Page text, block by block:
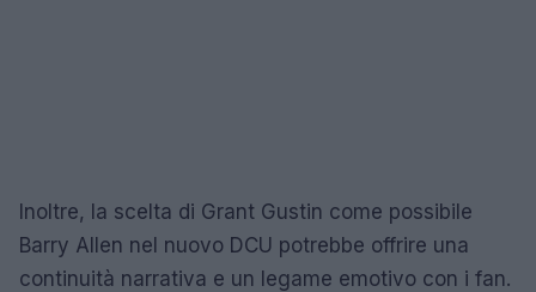
Inoltre, la scelta di Grant Gustin come possibile
Barry Allen nel nuovo DCU potrebbe offrire una
continuità narrativa e un legame emotivo con i fan.